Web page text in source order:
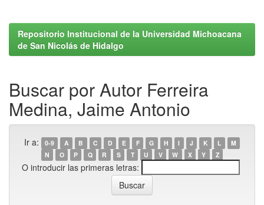
Repositorio Institucional de la Universidad Michoacana
de San Nicolás de Hidalgo
Buscar por Autor Ferreira
Medina, Jaime Antonio
Ir a: 0-9 A B C D E F G H I J K L
M
N
O P Q R S T U V W X Y Z
O introducir las primeras letras: